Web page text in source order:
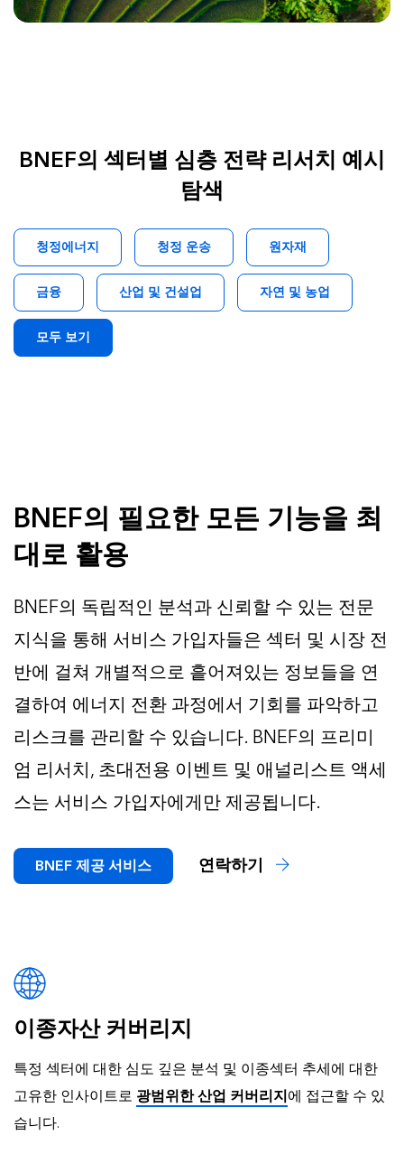
BNEF의 섹터별 심층 전략 리서치 예시
탐색
청정에너지 청정 운송 원자재
금융 산업 및 건설업 자연 및 농업
모두 보기
BNEF의 필요한 모든 기능을 최
대로 활용
BNEF의 독립적인 분석과 신뢰할 수 있는 전문
지식을 통해 서비스 가입자들은 섹터 및 시장 전
반에 걸쳐 개별적으로 흩어져있는 정보들을 연
결하여 에너지 전환 과정에서 기회를 파악하고
리스크를 관리할 수 있습니다. BNEF의 프리미
엄 리서치, 초대전용 이벤트 및 애널리스트 액세
스는 서비스 가입자에게만 제공됩니다.
BNEF 제공 서비스 연락하기
이종자산 커버리지
특정 섹터에 대한 심도 깊은 분석 및 이종섹터 추세에 대한
고유한 인사이트로 광범위한 산업 커버리지에 접근할 수 있
습니다.